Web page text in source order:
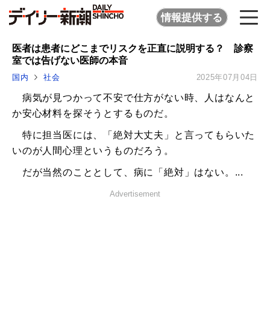
情報提供する
医者は患者にどこまでリスクを正直に説明する？ 診察
室では告げない医師の本音
国内 社会 2025年07月04日
病気が見つかって不安で仕方がない時、人はなんと
か安心材料を探そうとするものだ。
特に担当医には、「絶対大丈夫」と言ってもらいた
いのが人間心理というものだろう。
だが当然のこととして、病に「絶対」はない。...
Advertisement